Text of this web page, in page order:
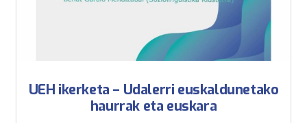
UEH ikerketa – Udalerri euskaldunetako
haurrak eta euskara